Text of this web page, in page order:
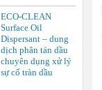
ECO-CLEAN
Surface Oil
Dispersant – dung
dịch phân tán dầu
chuyên dụng xử lý
sự cố tràn dầu